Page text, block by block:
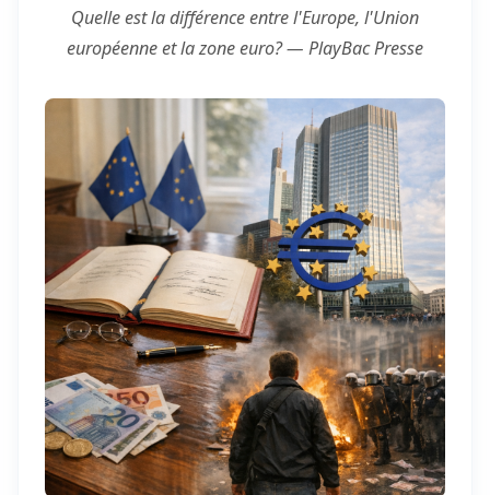
Quelle est la différence entre l'Europe, l'Union
européenne et la zone euro? — PlayBac Presse